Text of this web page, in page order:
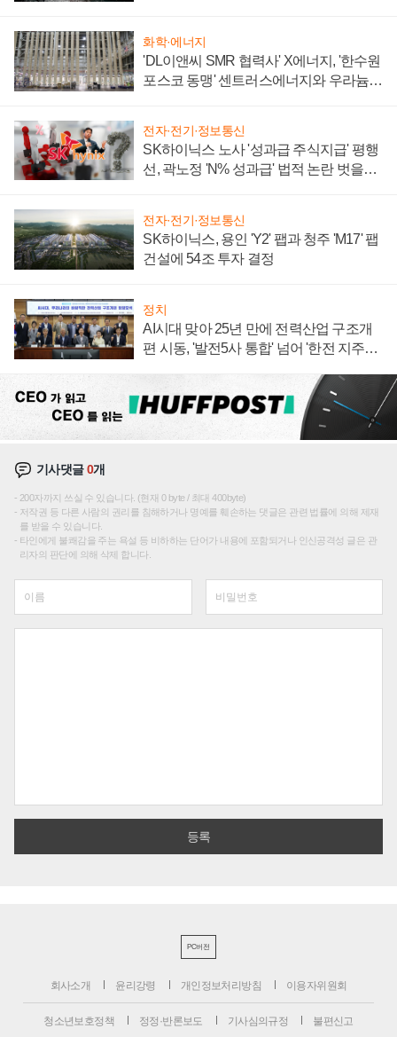
화학·에너지
'DL이앤씨 SMR 협력사' X에너지, '한수원
포스코 동맹' 센트러스에너지와 우라늄
전자·전기·정보통신
SK하이닉스 노사 '성과급 주식지급' 평행
선, 곽노정 'N% 성과급' 법적 논란 벗을지
전자·전기·정보통신
SK하이닉스, 용인 'Y2' 팹과 청주 'M17' 팹
건설에 54조 투자 결정
정치
AI시대 맞아 25년 만에 전력산업 구조개
편 시동, '발전5사 통합' 넘어 '한전 지주사'
기사댓글0개
200자까지 쓰실 수 있습니다. (현재 0 byte / 최대 400byte)
저작권 등 다른 사람의 권리를 침해하거나 명예를 훼손하는 댓글은 관련 법률에 의해 제재
를 받을 수 있습니다.
타인에게 불쾌감을 주는 욕설 등 비하하는 단어가 내용에 포함되거나 인신공격성 글은 관
리자의 판단에 의해 삭제 합니다.
PC버전
회사소개 윤리강령 개인정보처리방침 이용자위원회
청소년보호정책 정정·반론보도 기사심의규정 불편신고